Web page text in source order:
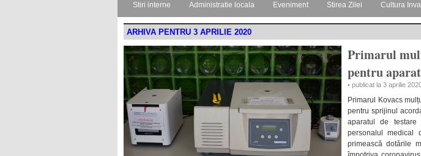
Stiri interne Administratie locala Eveniment Stirea Zilei Cultura
ARHIVA PENTRU 3 APRILIE 2020
Primarul
pentru
• publicat la 3 aprilie
Primarul Kovacs
pentru sprijinul
aparatul de
personalul medical
primească dotările